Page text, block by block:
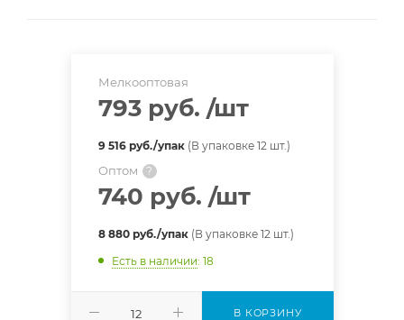
Мелкооптовая
793 руб. /шт
9 516 руб./упак(В упаковке 12 шт.)
Оптом ?
740 руб. /шт
8 880 руб./упак(В упаковке 12 шт.)
Есть в наличии: 18
В КОРЗИНУ